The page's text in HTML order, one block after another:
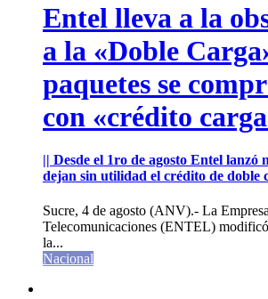
Entel lleva a la
a la «Doble
paquetes se
con «crédito
|| Desde el 1ro de agosto Entel lanzó
dejan sin utilidad el crédito de doble
Sucre, 4 de agosto (ANV).- La
Telecomunicaciones (ENTEL)
la...
Nacional